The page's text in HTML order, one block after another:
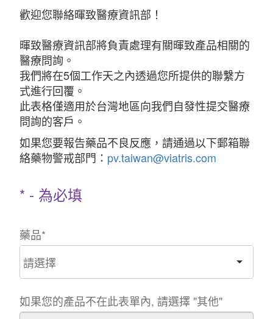
歡迎您聯絡暉致醫療資訊部！
暉致醫療資訊部將負責處理有關暉致產品相關的
醫療問詢。
我們將在5個工作天之內透過您所提供的聯繫方
式進行回覆。
此表格僅適用於台灣地區向我們自發性提交醫療
問詢的客戶。
如果您要報告藥品不良反應，請通過以下郵箱聯
絡藥物警戒部門： pv.taiwan@viatris.com
* - 為必填
藥品*
如果您的產品不在此表單內, 請選擇 "其他"